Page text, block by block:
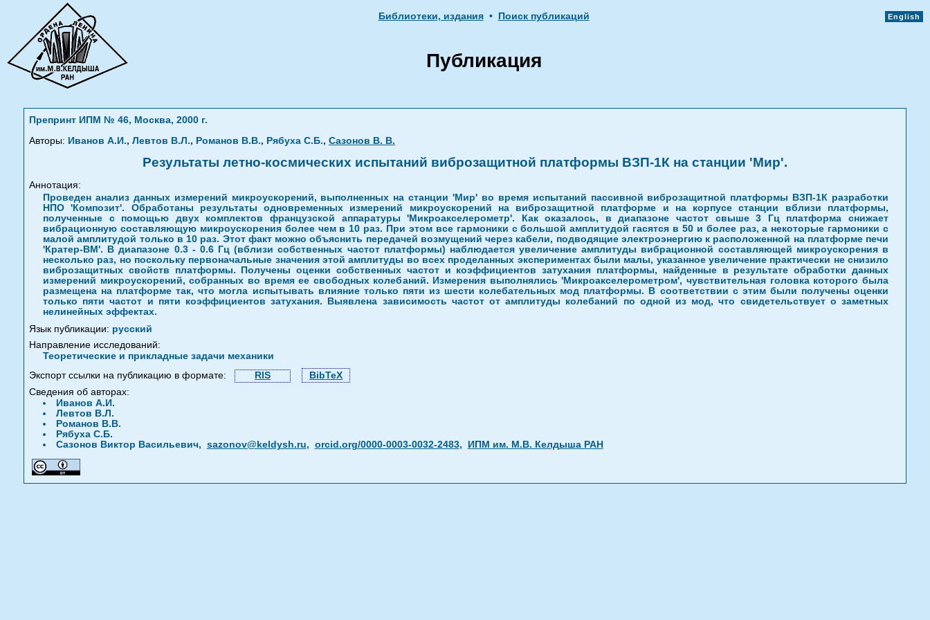
Библиотеки, издания • Поиск публикаций English
Публикация
Препринт ИПМ № 46, Москва, 2000 г.
Авторы: Иванов А.И., Левтов В.Л., Романов В.В., Рябуха С.Б., Сазонов В. В.
Результаты летно-космических испытаний виброзащитной платформы ВЗП-1К на станции 'Мир'.
Аннотация:
Проведен анализ данных измерений микроускорений, выполненных на станции 'Мир' во время испытаний пассивной виброзащитной платформы ВЗП-1К разработки
НПО 'Композит'. Обработаны результаты одновременных измерений микроускорений на виброзащитной платформе и на корпусе станции вблизи платформы,
полученные с помощью двух комплектов французской аппаратуры 'Микроакселерометр'. Как оказалось, в диапазоне частот свыше 3 Гц платформа снижает
вибрационную составляющую микроускорения более чем в 10 раз. При этом все гармоники с большой амплитудой гасятся в 50 и более раз, а некоторые гармоники с
малой амплитудой только в 10 раз. Этот факт можно объяснить передачей возмущений через кабели, подводящие электроэнергию к расположенной на платформе печи
'Кратер-ВМ'. В диапазоне 0.3 - 0.6 Гц (вблизи собственных частот платформы) наблюдается увеличение амплитуды вибрационной составляющей микроускорения в
несколько раз, но поскольку первоначальные значения этой амплитуды во всех проделанных экспериментах были малы, указанное увеличение практически не снизило
виброзащитных свойств платформы. Получены оценки собственных частот и коэффициентов затухания платформы, найденные в результате обработки данных
измерений микроускорений, собранных во время ее свободных колебаний. Измерения выполнялись 'Микроакселерометром', чувствительная головка которого была
размещена на платформе так, что могла испытывать влияние только пяти из шести колебательных мод платформы. В соответствии с этим были получены оценки
только пяти частот и пяти коэффициентов затухания. Выявлена зависимость частот от амплитуды колебаний по одной из мод, что свидетельствует о заметных
нелинейных эффектах.
Язык публикации: русский
Направление исследований:
Теоретические и прикладные задачи механики
Экспорт ссылки на публикацию в формате:
RIS
BibTeX
Сведения об авторах:
Иванов А.И.
Левтов В.Л.
Романов В.В.
Рябуха С.Б.
Сазонов Виктор Васильевич, sazonov@keldysh.ru, orcid.org/0000-0003-0032-2483, ИПМ им. М.В. Келдыша РАН